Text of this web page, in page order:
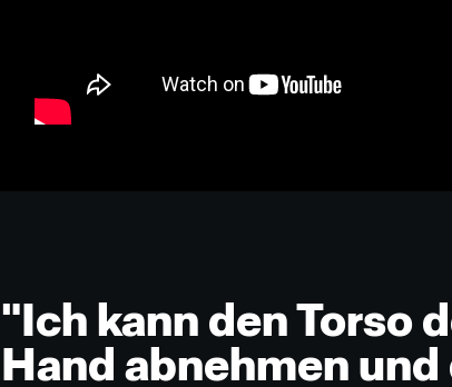
"Ich kann den Torso
Hand abnehmen